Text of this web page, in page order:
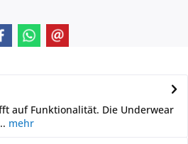
auf Funktionalität. Die Underwear
mehr